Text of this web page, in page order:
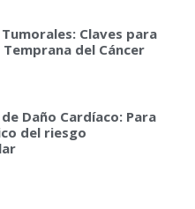
Claves para
del Cáncer
Daño Cardíaco: Para
del riesgo